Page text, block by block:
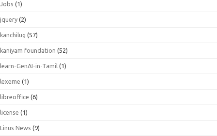
Jobs (1)
jquery (2)
kanchilug (57)
kaniyam foundation (52)
learn-GenAI-in-Tamil (1)
lexeme (1)
libreoffice (6)
license (1)
Linus News (9)